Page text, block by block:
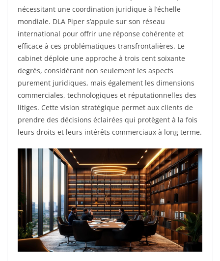
nécessitant une coordination juridique à l’échelle
mondiale. DLA Piper s’appuie sur son réseau
international pour offrir une réponse cohérente et
efficace à ces problématiques transfrontalières. Le
cabinet déploie une approche à trois cent soixante
degrés, considérant non seulement les aspects
purement juridiques, mais également les dimensions
commerciales, technologiques et réputationnelles des
litiges. Cette vision stratégique permet aux clients de
prendre des décisions éclairées qui protègent à la fois
leurs droits et leurs intérêts commerciaux à long terme.